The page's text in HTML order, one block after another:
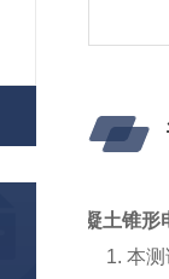
凝土锥形
1. 本